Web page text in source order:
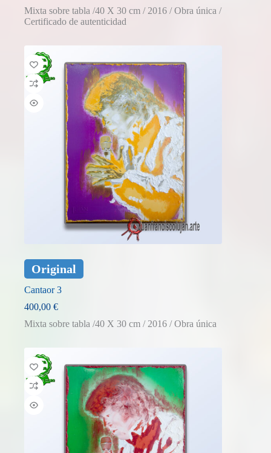
Mixta sobre tabla /40 X 30 cm / 2016 / Obra única /
Certificado de autenticidad
Original
Cantaor 3
400,00 €
Mixta sobre tabla /40 X 30 cm / 2016 / Obra única